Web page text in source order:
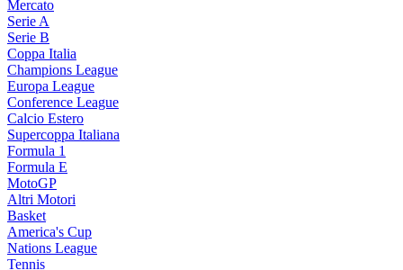
Mercato
Serie A
Serie B
Coppa Italia
Champions League
Europa League
Conference League
Calcio Estero
Supercoppa Italiana
Formula 1
Formula E
MotoGP
Altri Motori
Basket
America's Cup
Nations League
Tennis